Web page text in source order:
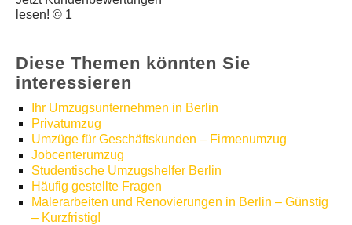
lesen! © 1
Diese Themen könnten Sie
interessieren
Ihr Umzugsunternehmen in Berlin
Privatumzug
Umzüge für Geschäftskunden – Firmenumzug
Jobcenterumzug
Studentische Umzugshelfer Berlin
Häufig gestellte Fragen
Malerarbeiten und Renovierungen in Berlin – Günstig
– Kurzfristig!